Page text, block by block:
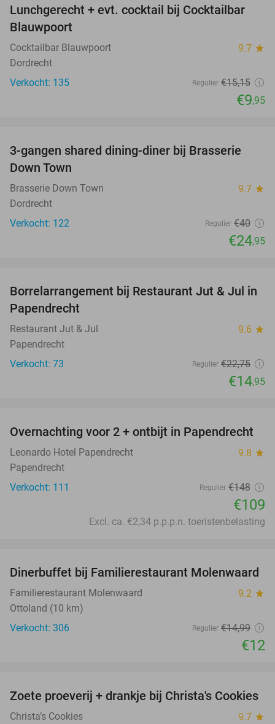
34%
Lunchgerecht + evt. cocktail bij Cocktailbar
Blauwpoort
Cocktailbar Blauwpoort 9.7 star
Dordrecht
Verkocht: 135
Regulier €15,15
€9,95
38%
3-gangen shared dining-diner bij Brasserie
Down Town
Brasserie Down Town 9.7 star
Dordrecht
Verkocht: 122
Regulier €40
€24,95
34%
Borrelarrangement bij Restaurant Jut & Jul in
Papendrecht
Restaurant Jut & Jul 9.6 star
Papendrecht
Verkocht: 73
Regulier €22,75
€14,95
26%
Overnachting voor 2 + ontbijt in Papendrecht
Leonardo Hotel Papendrecht 9.8 star
Papendrecht
Verkocht: 111
Regulier €148
€109
Excl. ca. €2,34 p.p.p.n. toeristenbelasting
20%
Dinerbuffet bij Familierestaurant Molenwaard
Familierestaurant Molenwaard 9.2 star
Ottoland (10 km)
Verkocht: 306
Regulier €14,99
€12
46%
Zoete proeverij + drankje bij Christa's Cookies
Christa’s Cookies 9.7 star